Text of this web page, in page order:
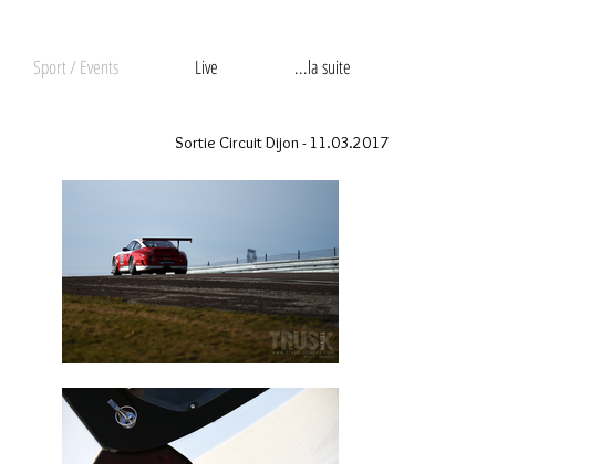
Sport / Events Live ...la suite
Sortie Circuit Dijon - 11.03.2017